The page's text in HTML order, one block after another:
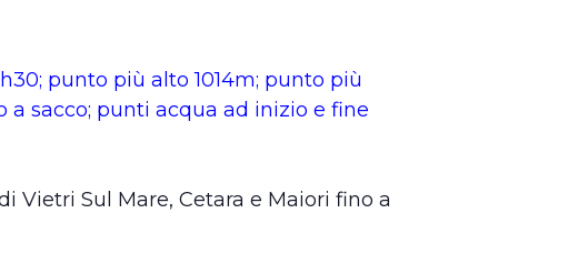
punto più alto 1014m; punto più
a sacco; punti acqua ad inizio e fine
Vietri Sul Mare, Cetara e Maiori fino a